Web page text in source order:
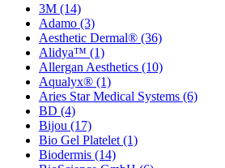
3M (14)
Adamo (3)
Aesthetic Dermal® (36)
Alidya™ (1)
Allergan Aesthetics (10)
Aqualyx® (1)
Aries Star Medical Systems (6)
BD (4)
Bijou (17)
Bio Gel Platelet (1)
Biodermis (14)